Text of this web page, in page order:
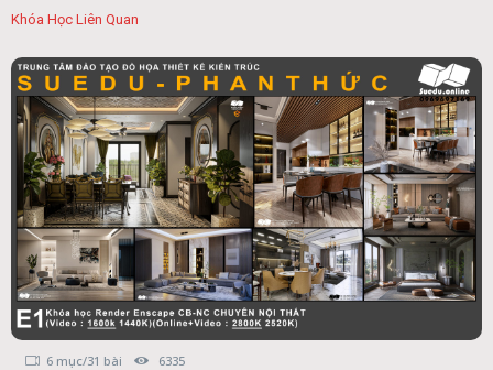
Khóa Học Liên Quan
6 mục/31 bài 6335